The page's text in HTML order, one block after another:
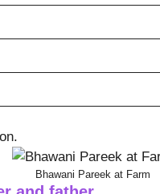
Bhawani Pareek at Farm